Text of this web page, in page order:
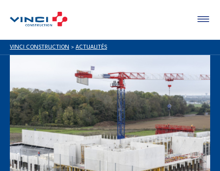
VINCI CONSTRUCTION > ACTUALITÉS